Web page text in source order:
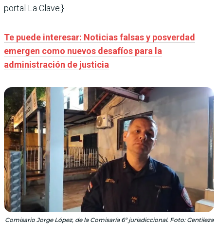
portal La Clave.}
Te puede interesar: Noticias falsas y posverdad
emergen como nuevos desafíos para la
administración de justicia
Comisario Jorge López, de la Comisaría 6ª jurisdiccional. Foto: Gentileza